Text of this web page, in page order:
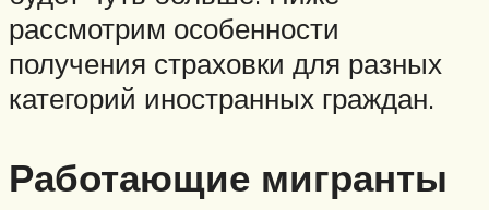
рассмотрим особенности
получения страховки для разных
категорий иностранных граждан.
Работающие мигранты